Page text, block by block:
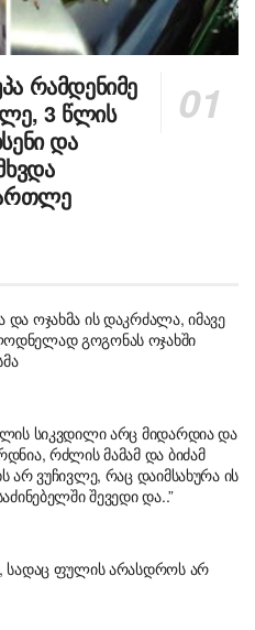
რამდენიმე
3 წლის
და
ოჯახმა ის დაკრძალა, იმავე
გოგონას ოჯახში
სიკვდილი არც მიდარდია და
რძლის მამამ და ბიძამ
არ ვუჩივლე, რაც დაიმსახურა ის
შევედი და..”
სადაც ფულის არასდროს არ